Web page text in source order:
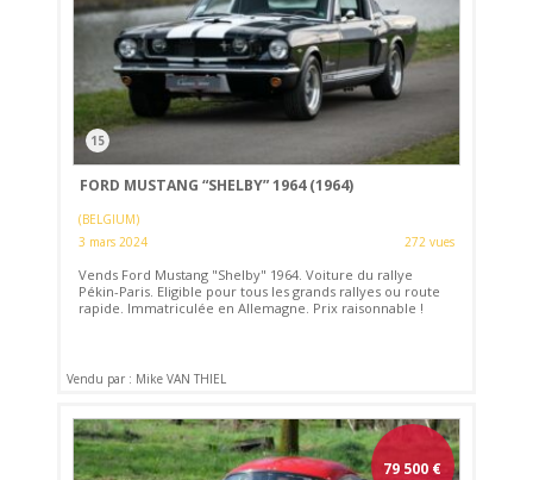
15
FORD MUSTANG “SHELBY” 1964 (1964)
(BELGIUM)
3 mars 2024
272 vues
Vends Ford Mustang "Shelby" 1964. Voiture du rallye
Pékin-Paris. Eligible pour tous les grands rallyes ou route
rapide. Immatriculée en Allemagne. Prix raisonnable !
Vendu par : Mike VAN THIEL
79 500 €